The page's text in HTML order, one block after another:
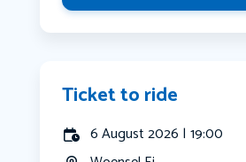
Ticket to ride
6 August 2026 | 19:00